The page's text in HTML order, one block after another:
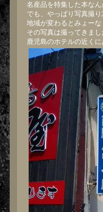
名産品を特集した本なん
でも、やっぱり写真撮り
地域が変わるとみょーな
その写真は撮ってきまし
鹿児島のホテルの近く